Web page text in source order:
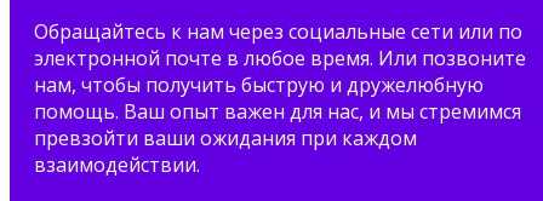
Обращайтесь к нам через социальные сети или по
электронной почте в любое время. Или позвоните
нам, чтобы получить быструю и дружелюбную
помощь. Ваш опыт важен для нас, и мы стремимся
превзойти ваши ожидания при каждом
взаимодействии.